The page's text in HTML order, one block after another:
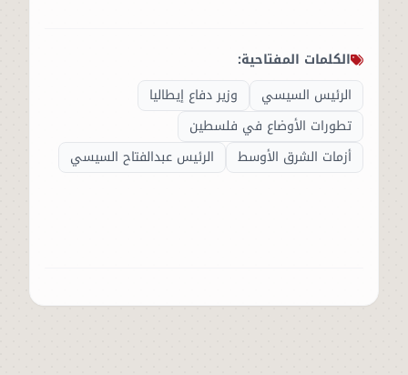
الكلمات المفتاحية:
الرئيس السيسي
وزير دفاع إيطاليا
تطورات الأوضاع في فلسطين
أزمات الشرق الأوسط
الرئيس عبدالفتاح السيسي